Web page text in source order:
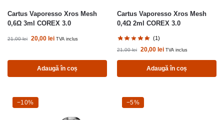
Cartus Vaporesso Xros Mesh
0,6Ω 3ml COREX 3.0
21,00lei 20,00 lei TVA inclus
Adaugă în coș
Cartus Vaporesso Xros Mesh
0,4Ω 2ml COREX 3.0
(1)
21,00lei 20,00 lei TVA inclus
Adaugă în coș
-10%
−10% -5%
−5%